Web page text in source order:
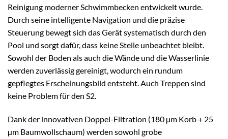
Reinigung moderner Schwimmbecken entwickelt wurde.
Durch seine intelligente Navigation und die präzise
Steuerung bewegt sich das Gerät systematisch durch den
Pool und sorgt dafür, dass keine Stelle unbeachtet bleibt.
Sowohl der Boden als auch die Wände und die Wasserlinie
werden zuverlässig gereinigt, wodurch ein rundum
gepflegtes Erscheinungsbild entsteht. Auch Treppen sind
keine Problem für den S2.
Dank der innovativen Doppel-Filtration (180 µm Korb + 25
µm Baumwollschaum) werden sowohl grobe